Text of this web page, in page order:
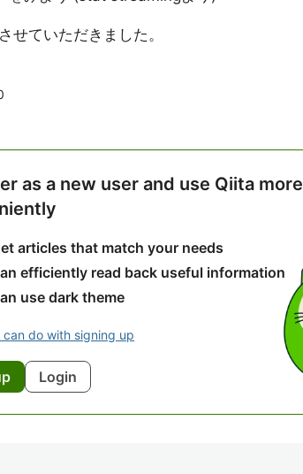
せていただきました。
as a new user and use Qiita more
articles that match your needs
efficiently read back useful information
use dark theme
can do with signing up
Login